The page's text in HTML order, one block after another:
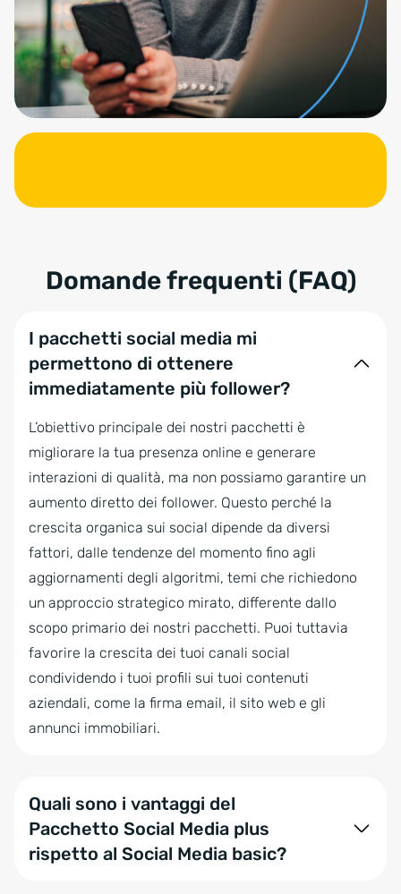
Domande frequenti (FAQ)
I pacchetti social media mi
permettono di ottenere
immediatamente più follower?
L’obiettivo principale dei nostri pacchetti è
migliorare la tua presenza online e generare
interazioni di qualità, ma non possiamo garantire un
aumento diretto dei follower. Questo perché la
crescita organica sui social dipende da diversi
fattori, dalle tendenze del momento fino agli
aggiornamenti degli algoritmi, temi che richiedono
un approccio strategico mirato, differente dallo
scopo primario dei nostri pacchetti. Puoi tuttavia
favorire la crescita dei tuoi canali social
condividendo i tuoi profili sui tuoi contenuti
aziendali, come la firma email, il sito web e gli
annunci immobiliari.
Quali sono i vantaggi del
Pacchetto Social Media plus
rispetto al Social Media basic?